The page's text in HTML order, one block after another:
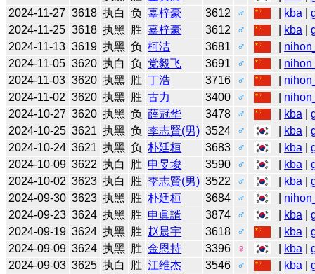
2024-11-27 3618 执白 负 辜梓豪 3612 ♂ kba |
2024-11-25 3618 执黑 胜 辜梓豪 3612 ♂ kba |
2024-11-13 3619 执黑 负 柯洁 3681 ♂
2024-11-05 3620 执白 负 党毅飞 3691 ♂
2024-11-03 3620 执黑 胜 丁浩 3716 ♂
2024-11-02 3620 执黑 胜 古力 3400 ♂
2024-10-27 3620 执黑 负 薛冠华 3478 ♂ kba |
2024-10-25 3621 执黑 负 李志賢(男) 3524 ♂ kba |
2024-10-24 3621 执黑 负 朴廷桓 3683 ♂ kba |
2024-10-09 3622 执白 胜 申旻埈 3590 ♂ kba |
2024-10-02 3623 执白 胜 李志賢(男) 3522 ♂ kba |
2024-09-30 3623 执黑 胜 朴廷桓 3684 ♂
2024-09-23 3624 执黑 胜 申眞諝 3874 ♂ kba |
2024-09-19 3624 执黑 胜 赵晨宇 3618 ♂ kba |
2024-09-09 3624 执黑 胜 金恩持 3396 ♀ kba |
2024-09-03 3625 执白 胜 江维杰 3546 ♂ kba |